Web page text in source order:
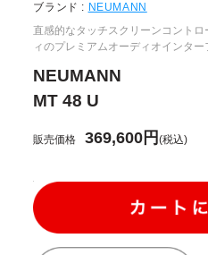
ブランド : NEUMANN
直感的なタッチスクリーンコント
ィのプレミアムオーディオインター
NEUMANN
MT 48 U
販売価格 369,600円(税込)